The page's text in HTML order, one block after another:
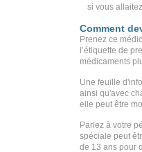
si vous allaitez
Comment
Prenez ce
l’étiquette de
médicaments
Une feuille
ainsi qu'avec
elle peut être
Parlez à votre
spéciale peut
de 13 ans pour